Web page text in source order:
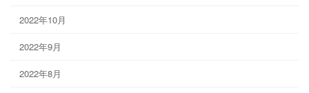
2022年10月
2022年9月
2022年8月